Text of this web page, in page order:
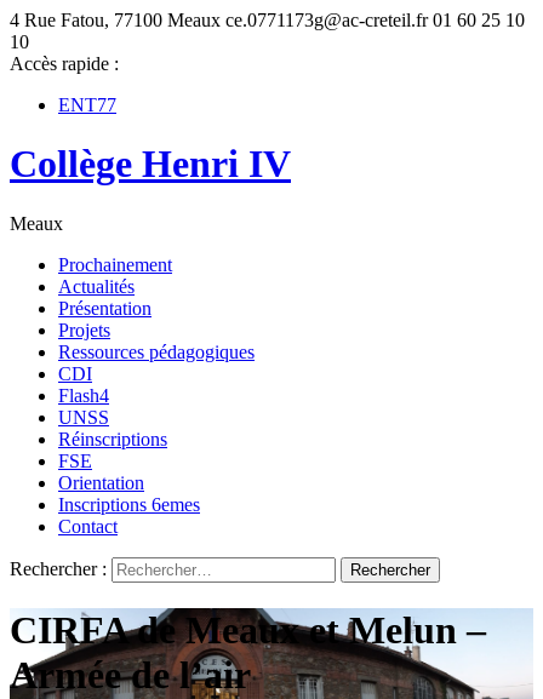
4 Rue Fatou, 77100 Meaux ce.0771173g@ac-creteil.fr 01 60 25 10
10
Accès rapide :
ENT77
Collège Henri IV
Meaux
Prochainement
Actualités
Présentation
Projets
Ressources pédagogiques
CDI
Flash4
UNSS
Réinscriptions
FSE
Orientation
Inscriptions 6emes
Contact
Rechercher :
CIRFA de Meaux et Melun –
Armée de l’air